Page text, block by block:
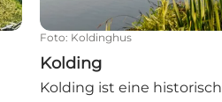
Foto: Koldinghus
Kolding
Kolding ist eine